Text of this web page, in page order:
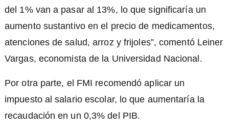
del 1% van a pasar al 13%, lo que significaría un
aumento sustantivo en el precio de medicamentos,
atenciones de salud, arroz y frijoles”, comentó Leiner
Vargas, economista de la Universidad Nacional.
Por otra parte, el FMI recomendó aplicar un
impuesto al salario escolar, lo que aumentaría la
recaudación en un 0,3% del PIB.